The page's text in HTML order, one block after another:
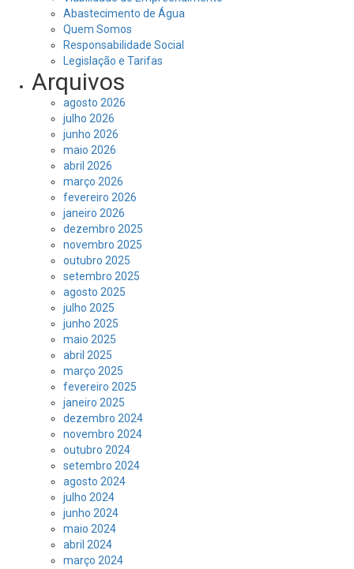
Abastecimento de Água
Quem Somos
Responsabilidade Social
Legislação e Tarifas
Arquivos
agosto 2026
julho 2026
junho 2026
maio 2026
abril 2026
março 2026
fevereiro 2026
janeiro 2026
dezembro 2025
novembro 2025
outubro 2025
setembro 2025
agosto 2025
julho 2025
junho 2025
maio 2025
abril 2025
março 2025
fevereiro 2025
janeiro 2025
dezembro 2024
novembro 2024
outubro 2024
setembro 2024
agosto 2024
julho 2024
junho 2024
maio 2024
abril 2024
março 2024